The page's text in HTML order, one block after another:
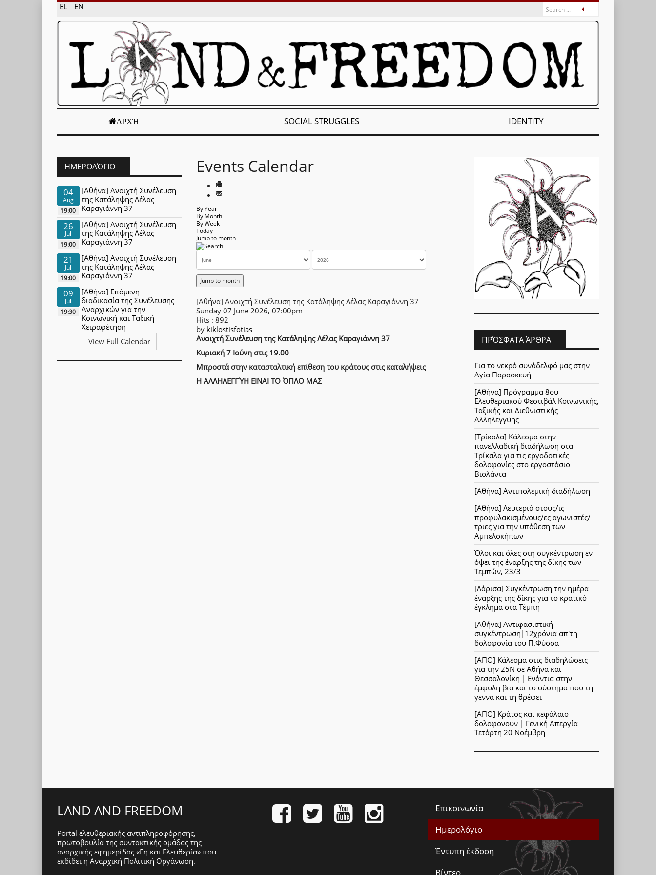
EL EN
ΑΡΧΉ SOCIAL STRUGGLES IDENTITY
Events Calendar
By Year
By Month
By Week
Today
Jump to month
Jump to month
[Αθήνα] Ανοιχτή Συνέλευση της Κατάληψης Λέλας Καραγιάννη 37
Sunday 07 June 2026, 07:00pm
Hits : 892
by kiklostisfotias
Ανοιχτή Συνέλευση της Κατάληψης Λέλας Καραγιάννη 37
Κυριακή 7 Ιούνη στις 19.00
Μπροστά στην κατασταλτική επίθεση του κράτους στις καταλήψεις
Η ΑΛΛΗΛΕΓΓΎΗ ΕΙΝΑΙ ΤΟ ΌΠΛΟ ΜΑΣ
ΗΜΕΡΟΛΌΓΙΟ
04
Aug
19:00
[Αθήνα] Ανοιχτή Συνέλευση
της Κατάληψης Λέλας
Καραγιάννη 37
26
Jul
19:00
[Αθήνα] Ανοιχτή Συνέλευση
της Κατάληψης Λέλας
Καραγιάννη 37
21
Jul
19:00
[Αθήνα] Ανοιχτή Συνέλευση
της Κατάληψης Λέλας
Καραγιάννη 37
09
Jul
19:30
[Αθήνα] Επόμενη
διαδικασία της Συνέλευσης
Αναρχικών για την
Κοινωνική και Ταξική
Χειραφέτηση
View Full Calendar
ΠΡΌΣΦΑΤΑ ΆΡΘΡΑ
Για το νεκρό συνάδελφό μας στην
Αγία Παρασκευή
[Αθήνα] Πρόγραμμα 8ου
Ελευθεριακού Φεστιβάλ Κοινωνικής,
Ταξικής και Διεθνιστικής
Αλληλεγγύης
[Τρίκαλα] Κάλεσμα στην
πανελλαδική διαδήλωση στα
Τρίκαλα για τις εργοδοτικές
δολοφονίες στο εργοστάσιο
Βιολάντα
[Αθήνα] Αντιπολεμική διαδήλωση
[Αθήνα] Λευτεριά στους/ις
προφυλακισμένους/ες αγωνιστές/
τριες για την υπόθεση των
Αμπελοκήπων
Όλοι και όλες στη συγκέντρωση εν
όψει της έναρξης της δίκης των
Τεμπών, 23/3
[Λάρισα] Συγκέντρωση την ημέρα
έναρξης της δίκης για το κρατικό
έγκλημα στα Τέμπη
[Αθήνα] Αντιφασιστική
συγκέντρωση|12χρόνια απ'τη
δολοφονία του Π.Φύσσα
[ΑΠΟ] Κάλεσμα στις διαδηλώσεις
για την 25Ν σε Αθήνα και
Θεσσαλονίκη | Ενάντια στην
έμφυλη βια και το σύστημα που τη
γεννά και τη θρέφει
[ΑΠΟ] Κράτος και κεφάλαιο
δολοφονούν | Γενική Απεργία
Τετάρτη 20 Νοέμβρη
LAND AND FREEDOM
Portal ελευθεριακής αντιπληροφόρησης,
πρωτοβουλία της συντακτικής ομάδας της
αναρχικής εφημερίδας «Γη και Ελευθερία» που
εκδίδει η Αναρχική Πολιτική Οργάνωση.
Επικοινωνία
Ημερολόγιο
Έντυπη έκδοση
Βίντεο